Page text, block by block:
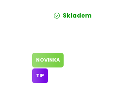
Skladem
NOVINKA
TIP